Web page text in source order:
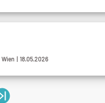
Wien | 18.05.2026